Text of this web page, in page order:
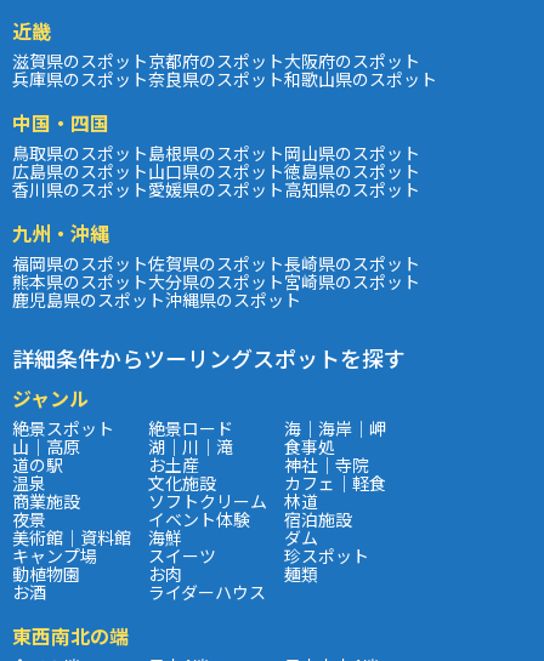
近畿
滋賀県のスポット京都府のスポット大阪府のスポット
兵庫県のスポット奈良県のスポット和歌山県のスポット
中国・四国
鳥取県のスポット島根県のスポット岡山県のスポット
広島県のスポット山口県のスポット徳島県のスポット
香川県のスポット愛媛県のスポット高知県のスポット
九州・沖縄
福岡県のスポット佐賀県のスポット長崎県のスポット
熊本県のスポット大分県のスポット宮崎県のスポット
鹿児島県のスポット沖縄県のスポット
詳細条件からツーリングスポットを探す
ジャンル
絶景スポット 絶景ロード 海｜海岸｜岬
山｜高原 湖｜川｜滝 食事処
道の駅 お土産 神社｜寺院
温泉 文化施設 カフェ｜軽食
商業施設 ソフトクリーム 林道
夜景 イベント体験 宿泊施設
美術館｜資料館 海鮮 ダム
キャンプ場 スイーツ 珍スポット
動植物園 お肉 麺類
お酒 ライダーハウス
東西南北の端